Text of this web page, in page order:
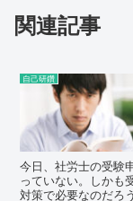
関連記事
自己研鑽
今日、社労士の受験
っていない。しかも
対策で必要なのだろ